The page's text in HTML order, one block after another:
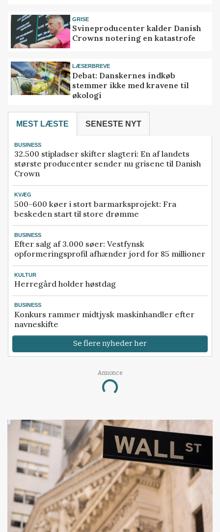
GRISE
Svineproducenter kalder Danish
Crowns notering en katastrofe
LÆSERBREVE
Debat: Danskernes indkøb
stemmer ikke med kravene til
økologi
MEST LÆSTE SENESTE NYT
BUSINESS
32.500 stipladser skifter slagteri: En af landets
største producenter sender nu grisene til Danish
Crown
KVÆG
500-600 køer i stort barmarksprojekt: Fra
beskeden start til store drømme
BUSINESS
Efter salg af 3.000 søer: Vestfynsk
opformeringsprofil afhænder jord for 85 millioner
KULTUR
Herregård holder høstdag
BUSINESS
Konkurs rammer midtjysk maskinhandler efter
navneskifte
Se flere nyheder her
Annonce
Loading...